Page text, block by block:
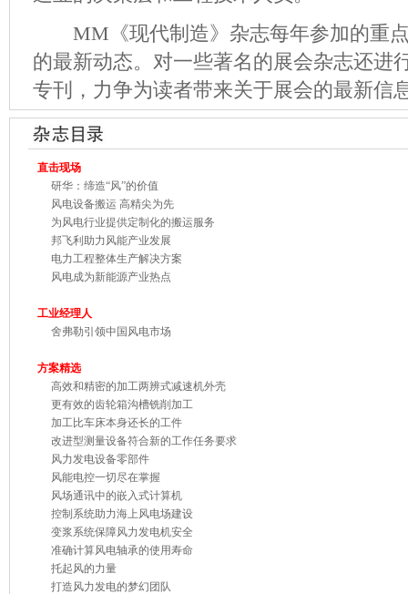
MM《现代制造》杂志每年参加的重点
的最新动态。对一些著名的展会杂志还进
专刊，力争为读者带来关于展会的最新信
直击现场
研华：缔造“风”的价值
风电设备搬运 高精尖为先
为风电行业提供定制化的搬运服务
邦飞利助力风能产业发展
电力工程整体生产解决方案
风电成为新能源产业热点
工业经理人
舍弗勒引领中国风电市场
方案精选
高效和精密的加工两辨式减速机外壳
更有效的齿轮箱沟槽铣削加工
加工比车床本身还长的工件
改进型测量设备符合新的工作任务要求
风力发电设备零部件
风能电控一切尽在掌握
风场通讯中的嵌入式计算机
控制系统助力海上风电场建设
变浆系统保障风力发电机安全
准确计算风电轴承的使用寿命
托起风的力量
打造风力发电的梦幻团队